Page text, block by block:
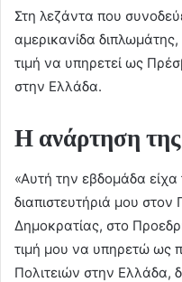
Στη λεζάντα που
αμερικανίδα
τιμή να υπηρετεί ως
στην Ελλάδα.
Η ανάρτηση
«Αυτή την εβδομάδα
διαπιστευτήριά μου
Δημοκρατίας, στο
τιμή μου να υπηρετώ ως
Πολιτειών στην Ελλάδα,